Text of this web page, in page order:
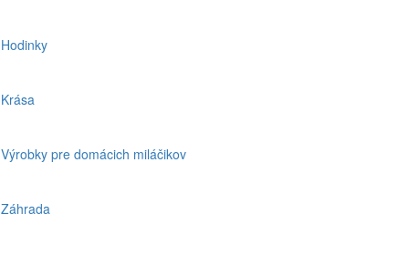
Hodinky
Krása
Výrobky pre domácich miláčikov
Záhrada